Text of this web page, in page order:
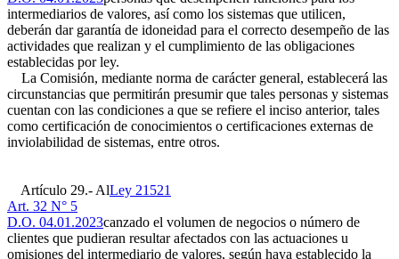
intermediarios de valores, así como los sistemas que utilicen,
deberán dar garantía de idoneidad para el correcto desempeño de las
actividades que realizan y el cumplimiento de las obligaciones
establecidas por ley.
La Comisión, mediante norma de carácter general, establecerá las
circunstancias que permitirán presumir que tales personas y sistemas
cuentan con las condiciones a que se refiere el inciso anterior, tales
como certificación de conocimientos o certificaciones externas de
inviolabilidad de sistemas, entre otros.
Artículo 29.- AlLey 21521
Art. 32 N° 5
D.O. 04.01.2023canzado el volumen de negocios o número de
clientes que pudieran resultar afectados con las actuaciones u
omisiones del intermediario de valores, según haya establecido la